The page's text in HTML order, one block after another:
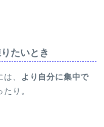
たいとき
、
より自分に集中で
たり。